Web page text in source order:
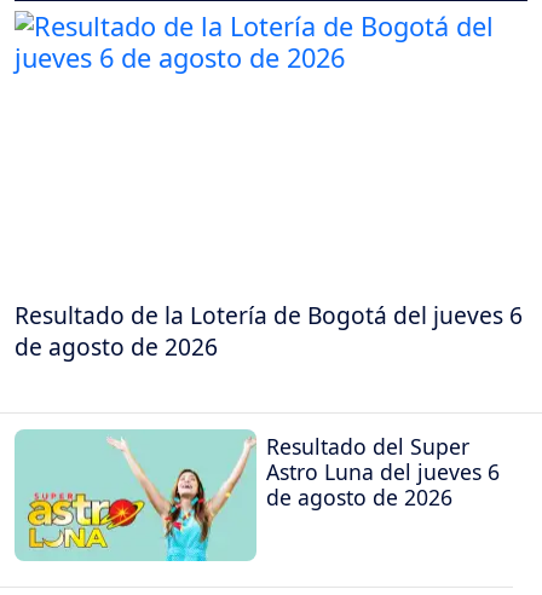
Resultado de la Lotería de Bogotá del jueves 6
de agosto de 2026
Resultado del Super
Astro Luna del jueves 6
de agosto de 2026